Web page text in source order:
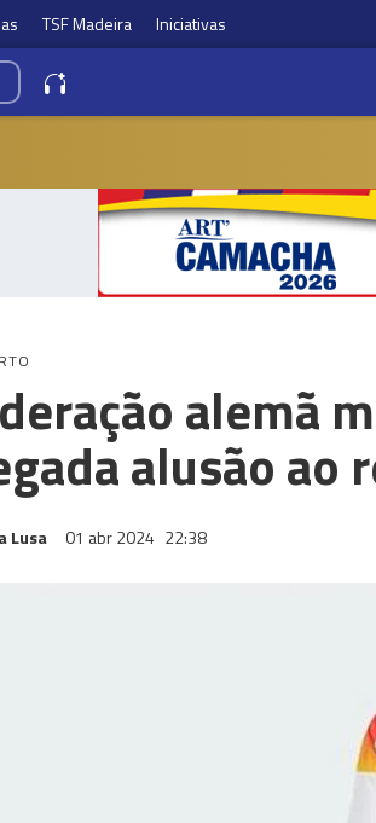
TSF Madeira Iniciativas
alemã
alusão ao
Lusa 01 abr 2024 22:38